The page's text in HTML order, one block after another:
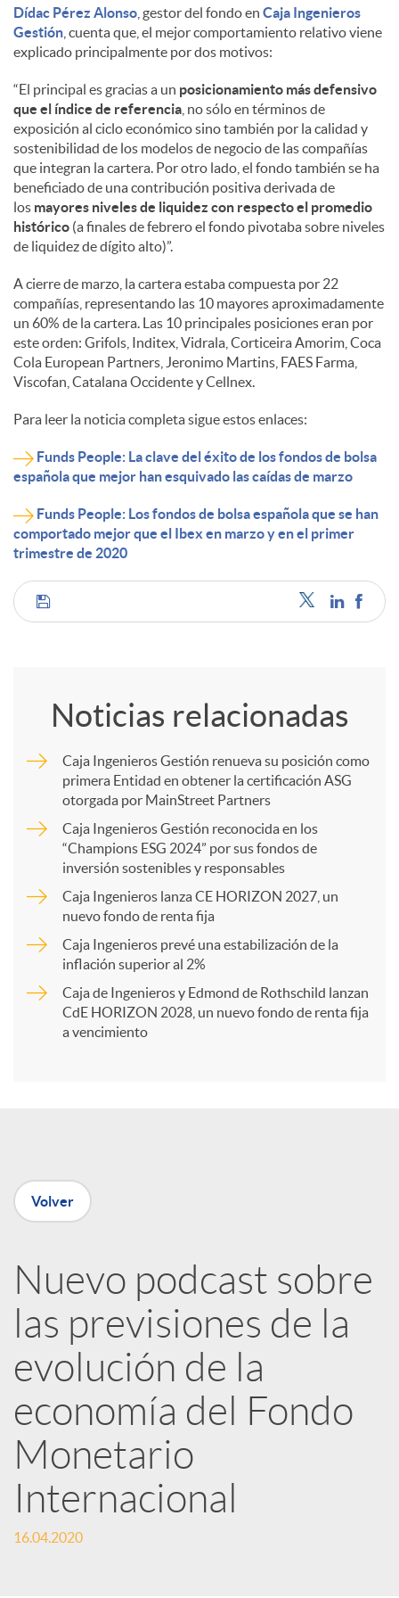
Dídac Pérez Alonso , gestor del fondo en Caja Ingenieros
Gestión , cuenta que, el mejor comportamiento relativo viene
explicado principalmente por dos motivos:
“El principal es gracias a un posicionamiento más defensivo
que el índice de referencia , no sólo en términos de
exposición al ciclo económico sino también por la calidad y
sostenibilidad de los modelos de negocio de las compañías
que integran la cartera. Por otro lado, el fondo también se ha
beneficiado de una contribución positiva derivada de
los mayores niveles de liquidez con respecto el promedio
histórico (a finales de febrero el fondo pivotaba sobre niveles
de liquidez de dígito alto)”.
A cierre de marzo, la cartera estaba compuesta por 22
compañías, representando las 10 mayores aproximadamente
un 60% de la cartera. Las 10 principales posiciones eran por
este orden: Grifols, Inditex, Vidrala, Corticeira Amorim, Coca
Cola European Partners, Jeronimo Martins, FAES Farma,
Viscofan, Catalana Occidente y Cellnex.
Para leer la noticia completa sigue estos enlaces:
Funds People: La clave del éxito de los fondos de bolsa
española que mejor han esquivado las caídas de marzo
Funds People: Los fondos de bolsa española que se han
comportado mejor que el Ibex en marzo y en el primer
trimestre de 2020
C
m
r
n
R
e
d
e
s
S
Noticias relacionadas
Caja Ingenieros Gestión renueva su posición como
primera Entidad en obtener la certificación ASG
otorgada por MainStreet Partners
Caja Ingenieros Gestión reconocida en los
“Champions ESG 2024” por sus fondos de
inversión sostenibles y responsables
Caja Ingenieros lanza CE HORIZON 2027, un
nuevo fondo de renta fija
Caja Ingenieros prevé una estabilización de la
inflación superior al 2%
Caja de Ingenieros y Edmond de Rothschild lanzan
CdE HORIZON 2028, un nuevo fondo de renta fija
a vencimiento
Volver
Nuevo podcast sobre
las previsiones de la
evolución de la
economía del Fondo
Monetario
Internacional
16.04.2020